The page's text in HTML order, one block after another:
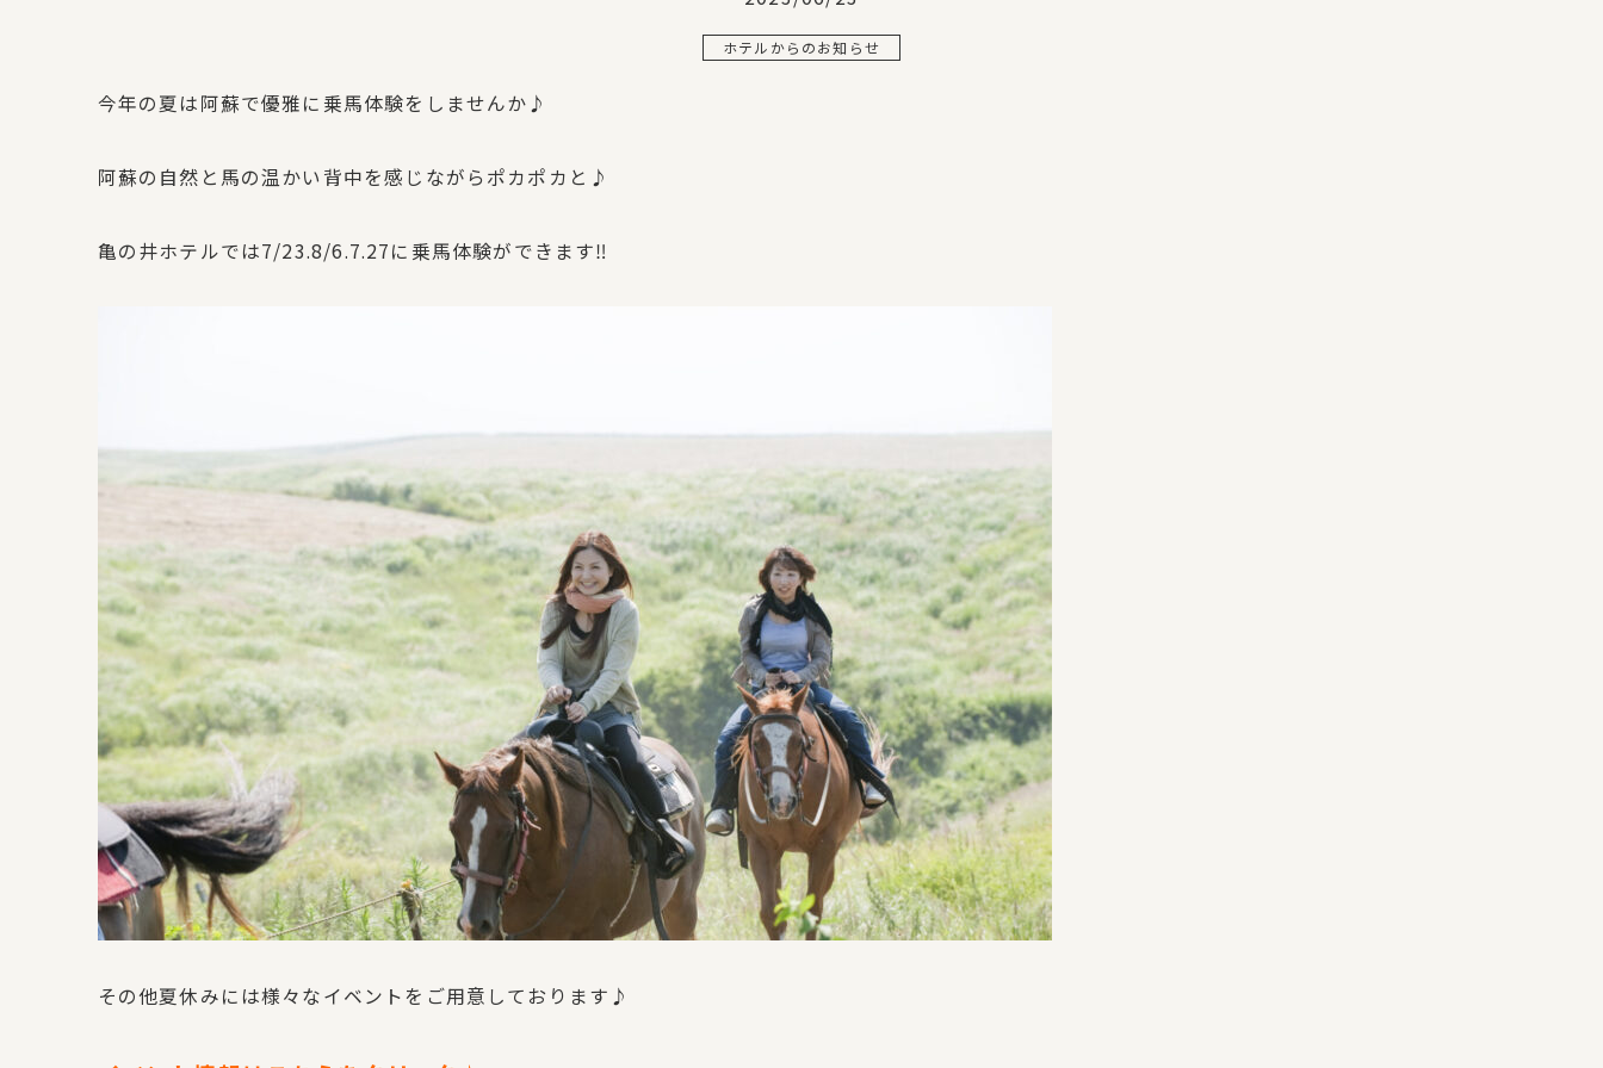
ホテルからのお知らせ
今年の夏は阿蘇で優雅に乗馬体験をしませんか♪
阿蘇の自然と馬の温かい背中を感じながらポカポカと♪
亀の井ホテルでは7/23.8/6.7.27に乗馬体験ができます‼
その他夏休みには様々なイベントをご用意しております♪